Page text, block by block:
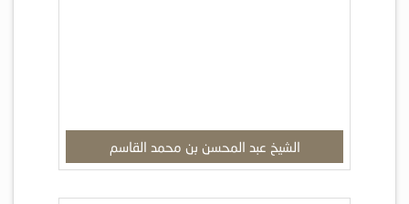
الشيخ عبد المحسن بن محمد القاسم